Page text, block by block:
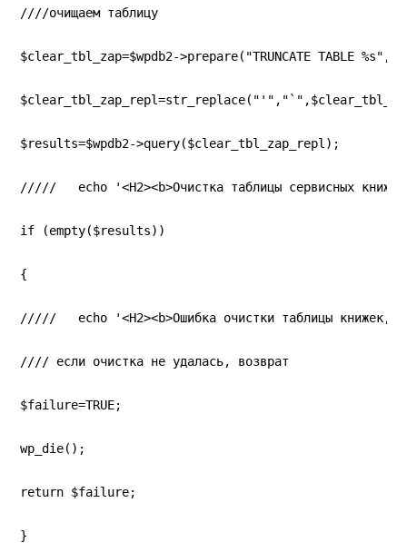
////очищаем таблицу
$clear_tbl_zap=$wpdb2->prepare("TRUNCATE TABLE
$results=$wpdb2->query($clear_tbl_zap_repl);
/////   echo '<H2><b>Очистка таблицы сервисных
if (empty($results))
{
/////   echo '<H2><b>Ошибка очистки таблицы книжек,
//// если очистка не удалась, возврат
$failure=TRUE;
wp_die();
return $failure;
}